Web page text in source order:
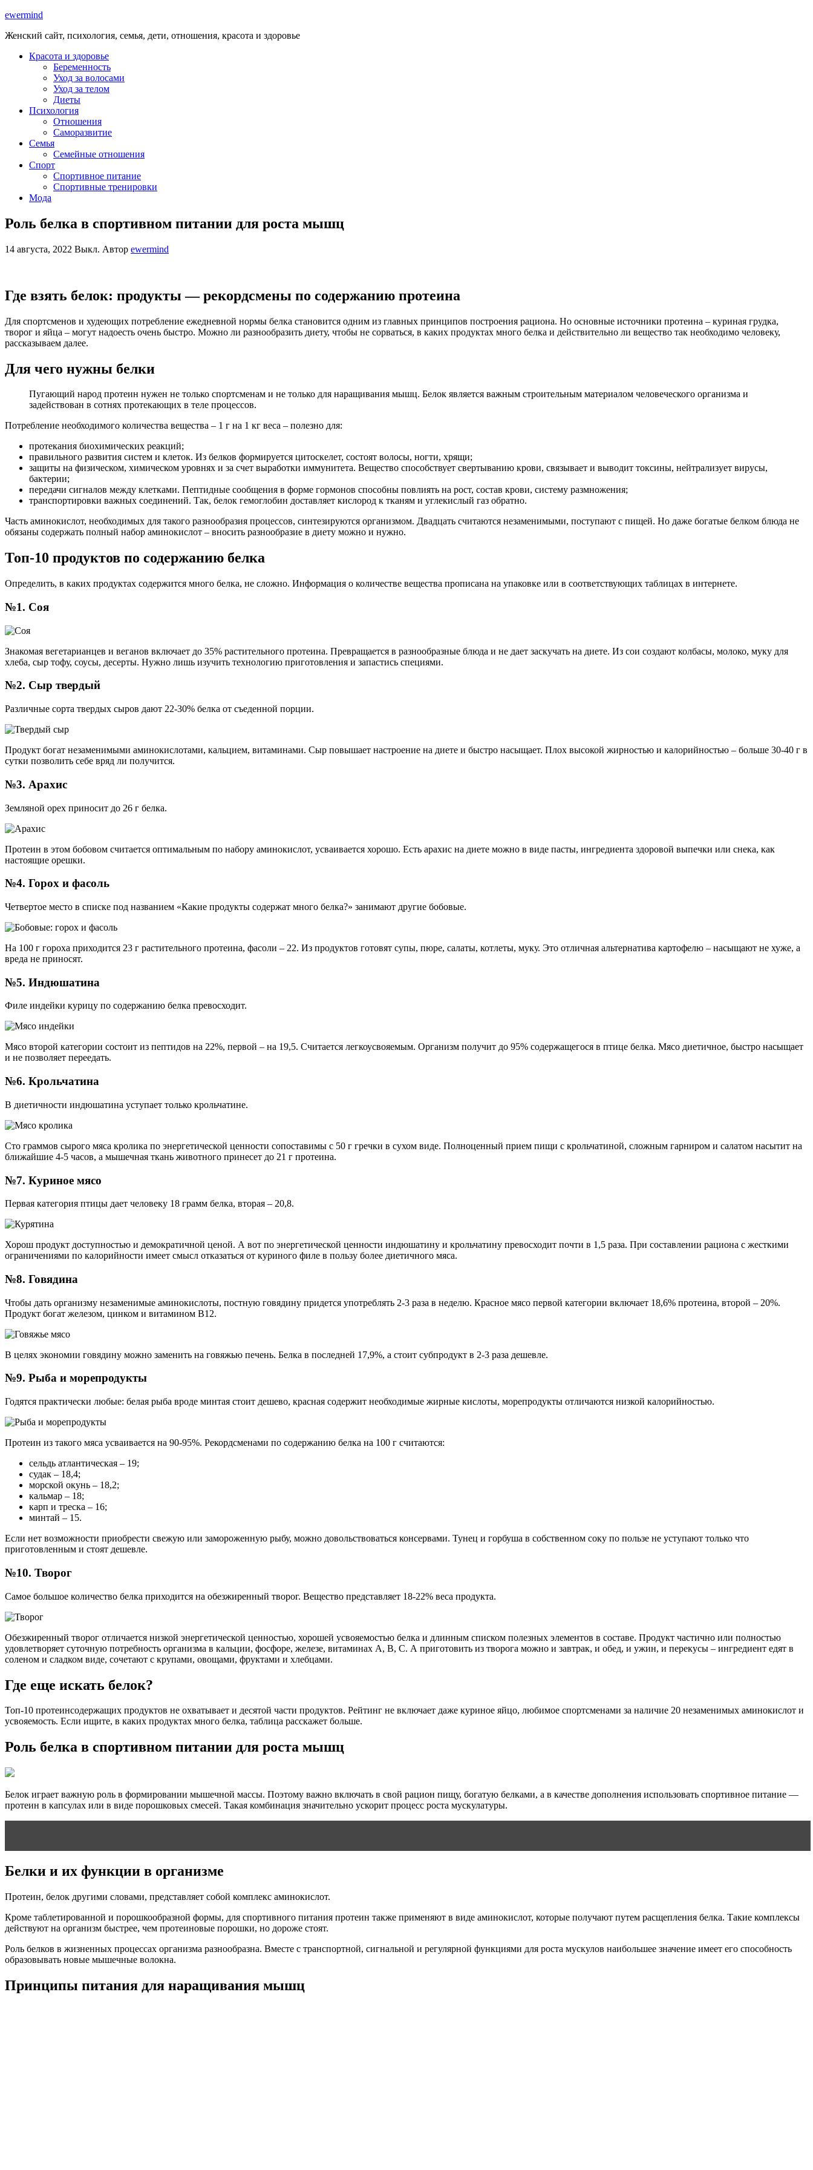
ewermind
Женский сайт, психология, семья, дети, отношения, красота и здоровье
Красота и здоровье
Беременность
Уход за волосами
Уход за телом
Диеты
Психология
Отношения
Саморазвитие
Семья
Семейные отношения
Спорт
Спортивное питание
Спортивные тренировки
Мода
Роль белка в спортивном питании для роста мышц
14 августа, 2022 Выкл. Автор ewermind
Где взять белок: продукты — рекордсмены по содержанию протеина
Для спортсменов и худеющих потребление ежедневной нормы белка становится одним из главных принципов построения рациона. Но основные источники протеина – куриная грудка,
творог и яйца – могут надоесть очень быстро. Можно ли разнообразить диету, чтобы не сорваться, в каких продуктах много белка и действительно ли вещество так необходимо человеку,
рассказываем далее.
Для чего нужны белки
Пугающий народ протеин нужен не только спортсменам и не только для наращивания мышц. Белок является важным строительным материалом человеческого организма и
задействован в сотнях протекающих в теле процессов.
Потребление необходимого количества вещества – 1 г на 1 кг веса – полезно для:
протекания биохимических реакций;
правильного развития систем и клеток. Из белков формируется цитоскелет, состоят волосы, ногти, хрящи;
защиты на физическом, химическом уровнях и за счет выработки иммунитета. Вещество способствует свертыванию крови, связывает и выводит токсины, нейтрализует вирусы,
бактерии;
передачи сигналов между клетками. Пептидные сообщения в форме гормонов способны повлиять на рост, состав крови, систему размножения;
транспортировки важных соединений. Так, белок гемоглобин доставляет кислород к тканям и углекислый газ обратно.
Часть аминокислот, необходимых для такого разнообразия процессов, синтезируются организмом. Двадцать считаются незаменимыми, поступают с пищей. Но даже богатые белком блюда не
обязаны содержать полный набор аминокислот – вносить разнообразие в диету можно и нужно.
Топ-10 продуктов по содержанию белка
Определить, в каких продуктах содержится много белка, не сложно. Информация о количестве вещества прописана на упаковке или в соответствующих таблицах в интернете.
№1. Соя
Знакомая вегетарианцев и веганов включает до 35% растительного протеина. Превращается в разнообразные блюда и не дает заскучать на диете. Из сои создают колбасы, молоко, муку для
хлеба, сыр тофу, соусы, десерты. Нужно лишь изучить технологию приготовления и запастись специями.
№2. Сыр твердый
Различные сорта твердых сыров дают 22-30% белка от съеденной порции.
Продукт богат незаменимыми аминокислотами, кальцием, витаминами. Сыр повышает настроение на диете и быстро насыщает. Плох высокой жирностью и калорийностью – больше 30-40 г в
сутки позволить себе вряд ли получится.
№3. Арахис
Земляной орех приносит до 26 г белка.
Протеин в этом бобовом считается оптимальным по набору аминокислот, усваивается хорошо. Есть арахис на диете можно в виде пасты, ингредиента здоровой выпечки или снека, как
настоящие орешки.
№4. Горох и фасоль
Четвертое место в списке под названием «Какие продукты содержат много белка?» занимают другие бобовые.
На 100 г гороха приходится 23 г растительного протеина, фасоли – 22. Из продуктов готовят супы, пюре, салаты, котлеты, муку. Это отличная альтернатива картофелю – насыщают не хуже, а
вреда не приносят.
№5. Индюшатина
Филе индейки курицу по содержанию белка превосходит.
Мясо второй категории состоит из пептидов на 22%, первой – на 19,5. Считается легкоусвояемым. Организм получит до 95% содержащегося в птице белка. Мясо диетичное, быстро насыщает
и не позволяет переедать.
№6. Крольчатина
В диетичности индюшатина уступает только крольчатине.
Сто граммов сырого мяса кролика по энергетической ценности сопоставимы с 50 г гречки в сухом виде. Полноценный прием пищи с крольчатиной, сложным гарниром и салатом насытит на
ближайшие 4-5 часов, а мышечная ткань животного принесет до 21 г протеина.
№7. Куриное мясо
Первая категория птицы дает человеку 18 грамм белка, вторая – 20,8.
Хорош продукт доступностью и демократичной ценой. А вот по энергетической ценности индюшатину и крольчатину превосходит почти в 1,5 раза. При составлении рациона с жесткими
ограничениями по калорийности имеет смысл отказаться от куриного филе в пользу более диетичного мяса.
№8. Говядина
Чтобы дать организму незаменимые аминокислоты, постную говядину придется употреблять 2-3 раза в неделю. Красное мясо первой категории включает 18,6% протеина, второй – 20%.
Продукт богат железом, цинком и витамином В12.
В целях экономии говядину можно заменить на говяжью печень. Белка в последней 17,9%, а стоит субпродукт в 2-3 раза дешевле.
№9. Рыба и морепродукты
Годятся практически любые: белая рыба вроде минтая стоит дешево, красная содержит необходимые жирные кислоты, морепродукты отличаются низкой калорийностью.
Протеин из такого мяса усваивается на 90-95%. Рекордсменами по содержанию белка на 100 г считаются:
сельдь атлантическая – 19;
судак – 18,4;
морской окунь – 18,2;
кальмар – 18;
карп и треска – 16;
минтай – 15.
Если нет возможности приобрести свежую или замороженную рыбу, можно довольствоваться консервами. Тунец и горбуша в собственном соку по пользе не уступают только что
приготовленным и стоят дешевле.
№10. Творог
Самое большое количество белка приходится на обезжиренный творог. Вещество представляет 18-22% веса продукта.
Обезжиренный творог отличается низкой энергетической ценностью, хорошей усвояемостью белка и длинным списком полезных элементов в составе. Продукт частично или полностью
удовлетворяет суточную потребность организма в кальции, фосфоре, железе, витаминах А, В, С. А приготовить из творога можно и завтрак, и обед, и ужин, и перекусы – ингредиент едят в
соленом и сладком виде, сочетают с крупами, овощами, фруктами и хлебцами.
Где еще искать белок?
Топ-10 протеинсодержащих продуктов не охватывает и десятой части продуктов. Рейтинг не включает даже куриное яйцо, любимое спортсменами за наличие 20 незаменимых аминокислот и
усвояемость. Если ищите, в каких продуктах много белка, таблица расскажет больше.
Роль белка в спортивном питании для роста мышц
Белок играет важную роль в формировании мышечной массы. Поэтому важно включать в свой рацион пищу, богатую белками, а в качестве дополнения использовать спортивное питание —
протеин в капсулах или в виде порошковых смесей. Такая комбинация значительно ускорит процесс роста мускулатуры.
Белки и их функции в организме
Протеин, белок другими словами, представляет собой комплекс аминокислот.
Кроме таблетированной и порошкообразной формы, для спортивного питания протеин также применяют в виде аминокислот, которые получают путем расщепления белка. Такие комплексы
действуют на организм быстрее, чем протеиновые порошки, но дороже стоят.
Роль белков в жизненных процессах организма разнообразна. Вместе с транспортной, сигнальной и регулярной функциями для роста мускулов наибольшее значение имеет его способность
образовывать новые мышечные волокна.
Принципы питания для наращивания мышц